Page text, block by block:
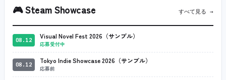
🎮Steam Showcase すべて見る →
08.12 Visual Novel Fest 2026（サンプル）
応募受付中
08.12 Tokyo Indie Showcase 2026（サンプル）
応募前